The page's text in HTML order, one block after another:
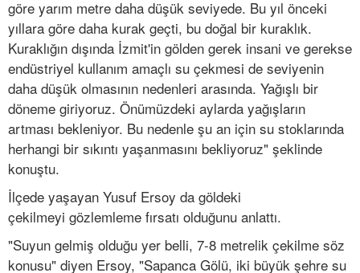
göre yarım metre daha düşük seviyede. Bu yıl önceki
yıllara göre daha kurak geçti, bu doğal bir kuraklık.
Kuraklığın dışında İzmit'in gölden gerek insani ve gerekse
endüstriyel kullanım amaçlı su çekmesi de seviyenin
daha düşük olmasının nedenleri arasında. Yağışlı bir
döneme giriyoruz. Önümüzdeki aylarda yağışların
artması bekleniyor. Bu nedenle şu an için su stoklarında
herhangi bir sıkıntı yaşanmasını bekliyoruz" şeklinde
konuştu.
İlçede yaşayan Yusuf Ersoy da göldeki
çekilmeyi gözlemleme fırsatı olduğunu anlattı.
"Suyun gelmiş olduğu yer belli, 7-8 metrelik çekilme söz
konusu" diyen Ersoy, "Sapanca Gölü, iki büyük şehre su